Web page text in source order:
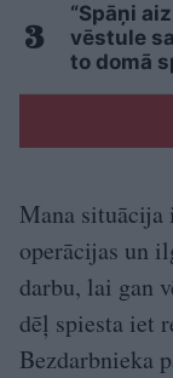
“Spāņi
vēstule
to domā
Mana situācija
operācijas un
darbu, lai gan
dēļ spiesta iet
Bezdarbnieka